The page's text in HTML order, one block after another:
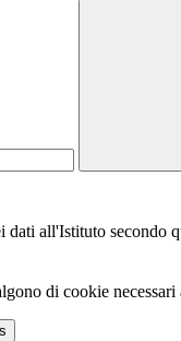
all'Istituto secondo
di cookie